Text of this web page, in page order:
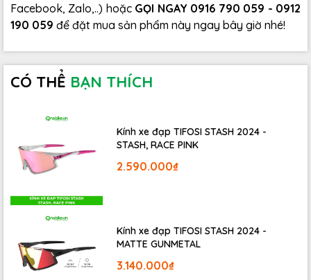
Facebook, Zalo,..) hoặc GỌI NGAY 0916 790 059 - 0912
190 059 để đặt mua sản phẩm này ngay bây giờ nhé!
CÓ THỂ BẠN THÍCH
Kính xe đạp TIFOSI STASH 2024 -
STASH, RACE PINK
2.590.000₫
Kính xe đạp TIFOSI STASH 2024 -
MATTE GUNMETAL
3.140.000₫